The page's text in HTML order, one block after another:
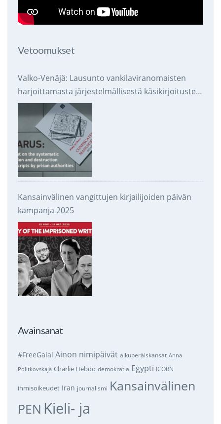
Vetoomukset
Valko-Venäjä: Lausunto vankilaviranomaisten
harjoittamasta järjestelmällisestä käsikirjoitusten
takavarikoinnista ja tuhoamisesta
Kansainvälinen vangittujen kirjailijoiden päivän
kampanja 2025
Avainsanat
#FreeGalal Ainon nimipäivät alkuperäiskansat Anna
Politkovskaja Charlie Hebdo demokratia Egypti ICORN
ihmisoikeudet Iran journalismi Kansainvälinen
PEN Kieli- ja